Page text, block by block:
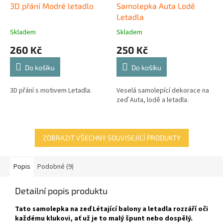
3D přání Modré letadlo
Skladem
260 Kč
Do košíku
3D přání s motivem Letadla.
Samolepka Auta Lodě
Letadla
Skladem
250 Kč
Do košíku
Veselá samolepící dekorace na
zeď Auta, lodě a letadla.
ZOBRAZIT VŠECHNY SOUVISEJÍCÍ PRODUKTY
Popis Podobné (9)
Detailní popis produktu
Tato samolepka na zeď Létající balony a letadla rozzáří oči
každému klukovi, ať už je to malý špunt nebo dospělý.